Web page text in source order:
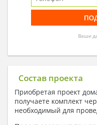
Ваши
Состав проекта
Приобретая проект
получаете комплект
необходимый для